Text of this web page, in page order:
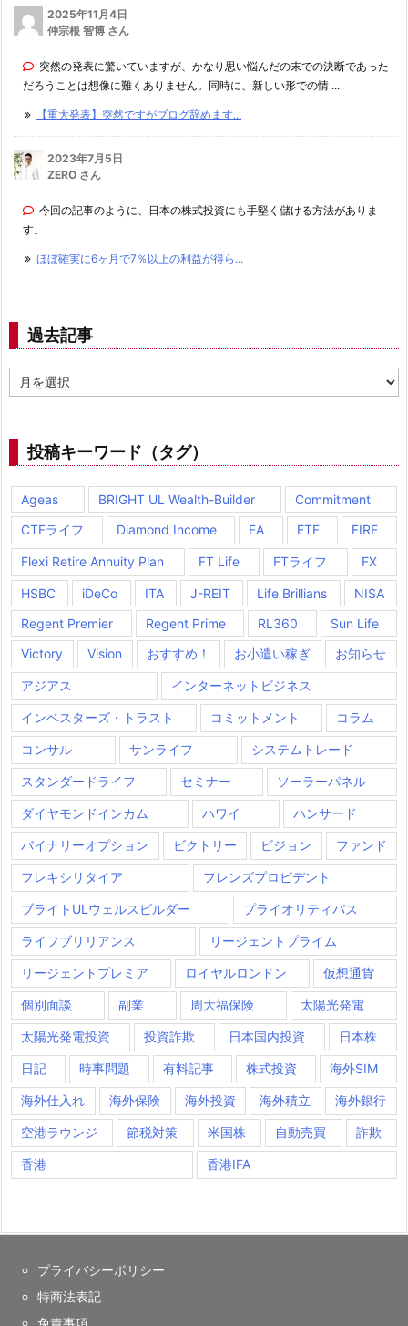
2025年11月4日
仲宗根 智博 さん
突然の発表に驚いていますが、かなり思い悩んだの末での決断であった
だろうことは想像に難くありません。同時に、新しい形での情 ...
【重大発表】突然ですがブログ辞めます...
2023年7月5日
ZERO さん
今回の記事のように、日本の株式投資にも手堅く儲ける方法がありま
す。
ほぼ確実に6ヶ月で7％以上の利益が得ら...
過去記事
去
投稿キーワード（タグ）
Ageas BRIGHT UL Wealth-Builder
Commitment
CTFライフ
Diamond Income EA ETF FIRE
Flexi Retire Annuity Plan FT Life FTライフ FX
HSBC iDeCo ITA J-REIT Life Brillians
NISA
Regent Premier
Regent Prime RL360
Sun Life
Victory
Vision おすすめ！ お小遣い稼ぎ お知らせ
アジアス インターネットビジネス
インベスターズ・トラスト コミットメント コラム
コンサル サンライフ システムトレード
スタンダードライフ セミナー ソーラーパネル
ダイヤモンドインカム ハワイ ハンサード
バイナリーオプション ビクトリー ビジョン ファンド
フレキシリタイア フレンズプロビデント
ブライトULウェルスビルダー プライオリティパス
ライフブリリアンス リージェントプライム
リージェントプレミア ロイヤルロンドン 仮想通貨
個別面談 副業 周大福保険 太陽光発電
太陽光発電投資 投資詐欺 日本国内投資 日本株
日記 時事問題 有料記事 株式投資 海外SIM
海外仕入れ 海外保険 海外投資 海外積立 海外銀行
空港ラウンジ 節税対策 米国株 自動売買 詐欺
香港 香港IFA
プライバシーポリシー
特商法表記